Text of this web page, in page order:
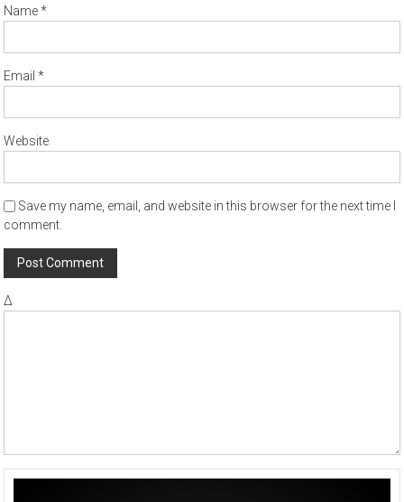
Name*
Email*
Website
Save my name, email, and website in this browser for the next time I
comment.
Δ